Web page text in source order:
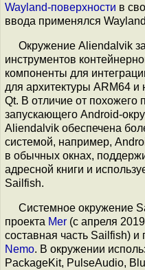
Wayland-поверхности в
ввода применялся
Окружение Aliendalvik
инструментов
компоненты для
для архитектуры ARM64
Qt. В отличие от похожего
запускающего Android-
Aliendalvik обеспечена
системой, например,
в обычных окнах,
адресной книги и
Sailfish.
Системное окружение
проекта Mer (с апреля
составная часть Sailfish) и
Nemo. В окружении
PackageKit, PulseAudio,